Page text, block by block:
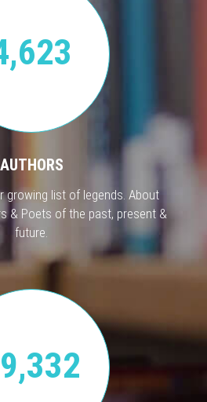
AUTHORS
growing list of legends. About
& Poets of the past, present &
future.